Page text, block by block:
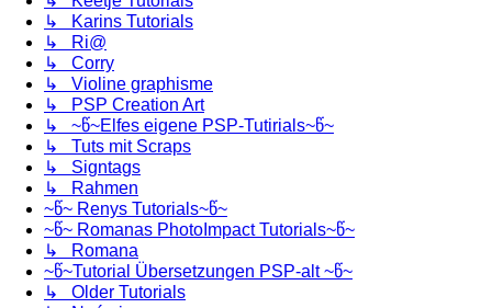
↳ Karins Tutorials
↳ Ri@
↳ Corry
↳ Violine graphisme
↳ PSP Creation Art
↳ ~წ~Elfes eigene PSP-Tutirials~წ~
↳ Tuts mit Scraps
↳ Signtags
↳ Rahmen
~წ~ Renys Tutorials~წ~
~წ~ Romanas PhotoImpact Tutorials~წ~
↳ Romana
~წ~Tutorial Übersetzungen PSP-alt ~წ~
↳ Older Tutorials